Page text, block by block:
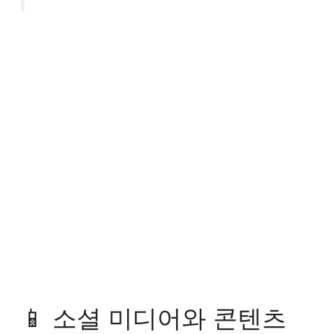
📱 소셜 미디어와 콘텐츠